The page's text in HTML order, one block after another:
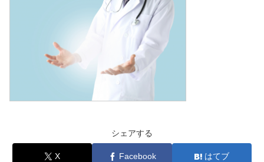
シェアする
X Facebook はてブ